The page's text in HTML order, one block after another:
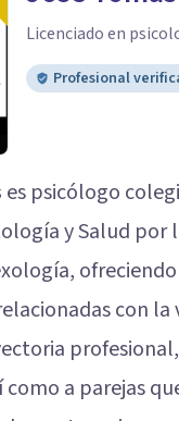
Licenciado en
Profesional
es psicólogo
y Salud por
con
a parejas